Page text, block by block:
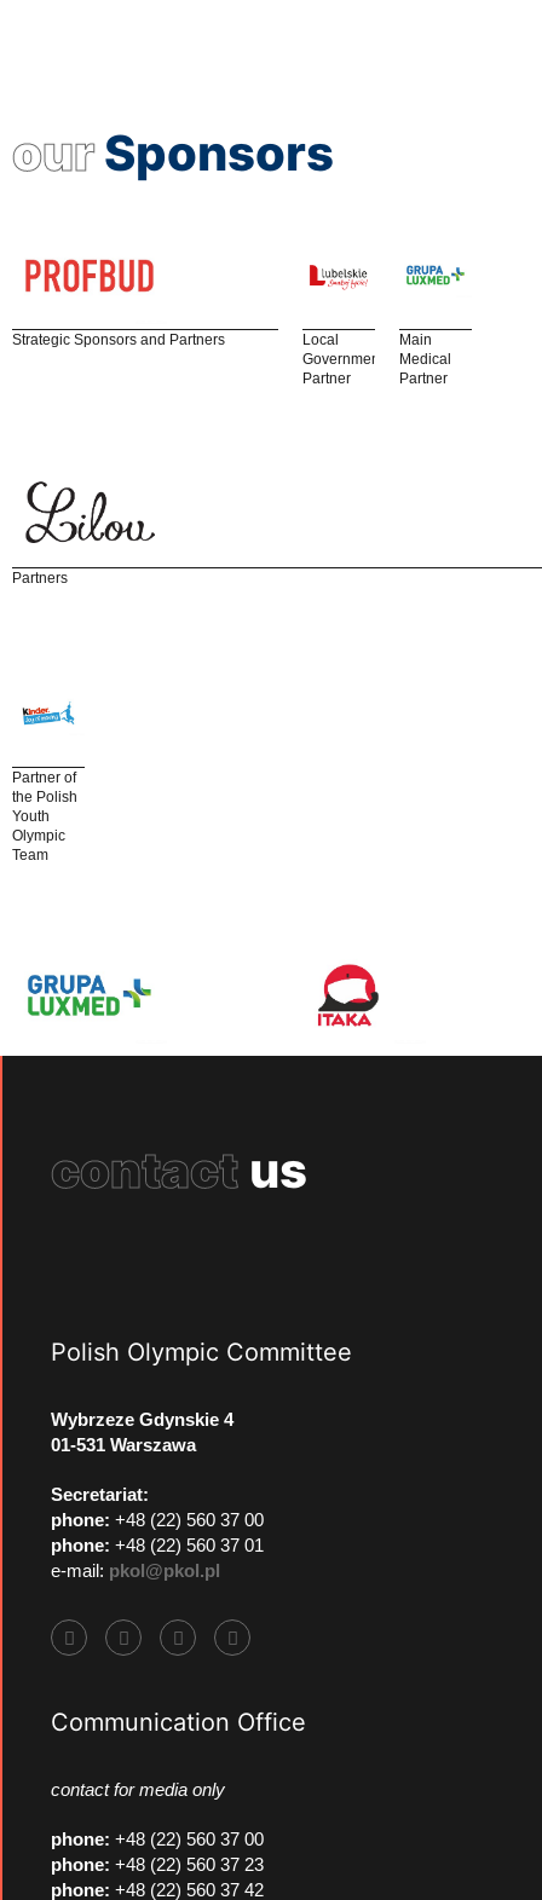
ourSponsors
Strategic Sponsors and Partners
Local
Government
Partner
Main
Medical
Partner
Partners
Partner of
the Polish
Youth
Olympic
Team
contact us
Polish Olympic Committee
Wybrzeze Gdynskie 4
01-531 Warszawa
Secretariat:
phone: +48 (22) 560 37 00
phone: +48 (22) 560 37 01
e-mail: pkol@pkol.pl
Communication Office
contact for media only
phone: +48 (22) 560 37 00
phone: +48 (22) 560 37 23
phone: +48 (22) 560 37 42